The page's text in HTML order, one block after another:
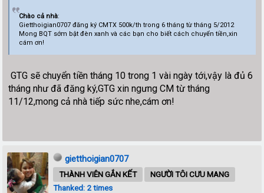
Chào cả nhà:
Gietthoigian0707 đăng ký CMTX 500k/th trong 6 tháng từ tháng 5/2012
Mong BQT sớm bật đèn xanh và các bạn cho biết cách chuyển tiền,xin
cám ơn!
GTG sẽ chuyển tiền tháng 10 trong 1 vài ngày tới,vậy là đủ 6
tháng như đã đăng ký,GTG xin ngưng CM từ tháng
11/12,mong cả nhà tiếp sức nhe,cám ơn!
gietthoigian0707
THÀNH VIÊN GẮN KẾT
NGƯỜI TÔI CƯU MANG
Thanked: 2 times